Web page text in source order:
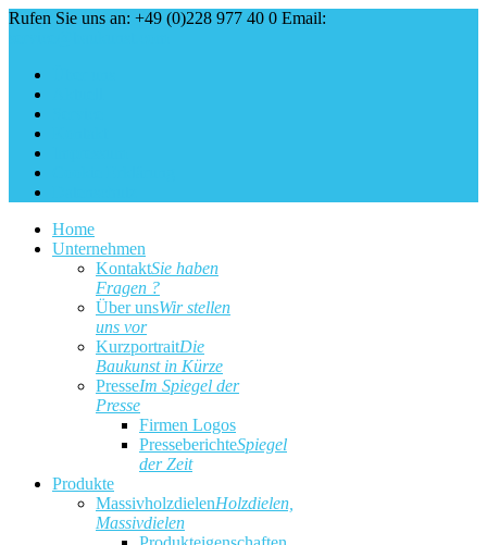
Rufen Sie uns an: +49 (0)228 977 40 0 Email:
Home
Unternehmen
KontaktSie haben
Fragen ?
Über unsWir stellen
uns vor
KurzportraitDie
Baukunst in Kürze
PresseIm Spiegel der
Presse
Firmen Logos
PresseberichteSpiegel
der Zeit
Produkte
MassivholzdielenHolzdielen,
Massivdielen